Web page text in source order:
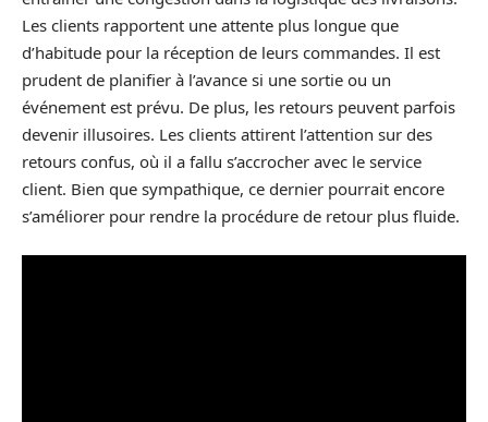
Les clients rapportent une attente plus longue que
d’habitude pour la réception de leurs commandes. Il est
prudent de planifier à l’avance si une sortie ou un
événement est prévu. De plus, les retours peuvent parfois
devenir illusoires. Les clients attirent l’attention sur des
retours confus, où il a fallu s’accrocher avec le service
client. Bien que sympathique, ce dernier pourrait encore
s’améliorer pour rendre la procédure de retour plus fluide.